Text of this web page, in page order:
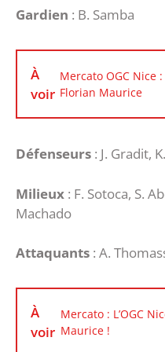
Gardien : B. Samba
À
voir
Mercato OGC Nice
Florian Maurice
Défenseurs : J. Gradit,
Milieux : F. Sotoca, S.
Machado
Attaquants : A.
À
voir
Mercato : L’OGC
Maurice !